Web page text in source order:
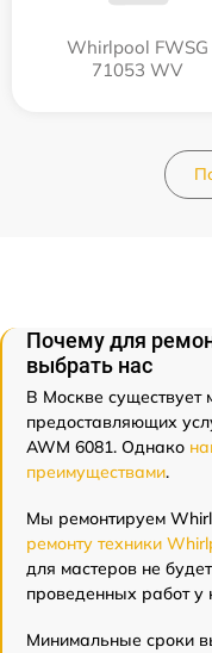
Whirlpool FWSG
71053 WV
Почему для
выбрать нас
В Москве существует
предоставляющих
AWM 6081. Однако
преимуществами.
Мы ремонтируем
ремонту техники
для мастеров не
проведенных работ у
Минимальные сроки